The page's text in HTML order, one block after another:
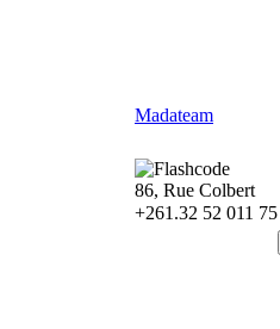
Madateam
86, Rue Colbert
+261.32 52 011 75